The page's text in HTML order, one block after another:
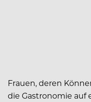
Frauen, deren
die Gastronomie auf